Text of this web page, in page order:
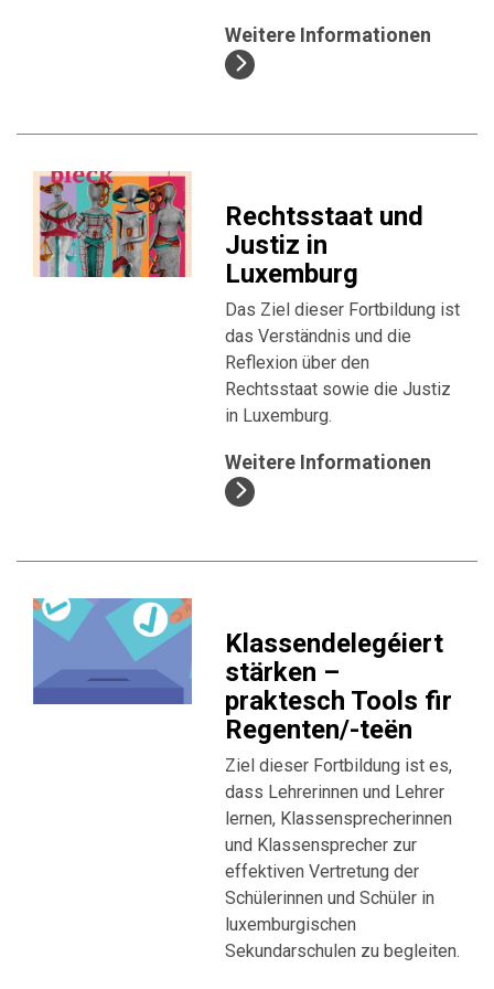
Weitere Informationen
Rechtsstaat und
Justiz in
Luxemburg
Das Ziel dieser Fortbildung ist
das Verständnis und die
Reflexion über den
Rechtsstaat sowie die Justiz
in Luxemburg.
Weitere Informationen
Klassendelegéiert
stärken –
praktesch Tools fir
Regenten/-teën
Ziel dieser Fortbildung ist es,
dass Lehrerinnen und Lehrer
lernen, Klassensprecherinnen
und Klassensprecher zur
effektiven Vertretung der
Schülerinnen und Schüler in
luxemburgischen
Sekundarschulen zu begleiten.